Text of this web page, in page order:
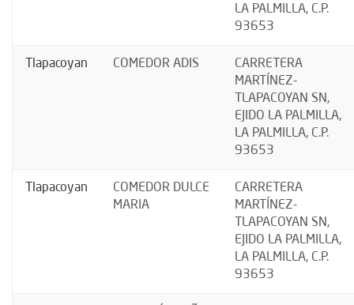
LA PALMILLA, C.P.
93653
Tlapacoyan COMEDOR ADIS
CARRETERA
MARTÍNEZ-
TLAPACOYAN SN,
EJIDO LA PALMILLA,
LA PALMILLA, C.P.
93653
Tlapacoyan
COMEDOR DULCE
MARIA
CARRETERA
MARTÍNEZ-
TLAPACOYAN SN,
EJIDO LA PALMILLA,
LA PALMILLA, C.P.
93653